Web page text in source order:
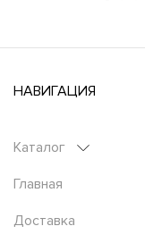
НАВИГАЦИЯ
Каталог
Главная
Доставка